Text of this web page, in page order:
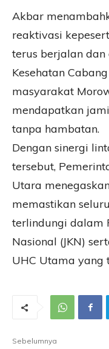
Akbar
reaktivasi
terus berjalan dan
Kesehatan
masyarakat
mendapatkan
tanpa hambatan.
Dengan sinergi
tersebut,
Utara
memastikan
terlindungi dalam
Nasional (JKN)
UHC Utama yang
Sebelumnya